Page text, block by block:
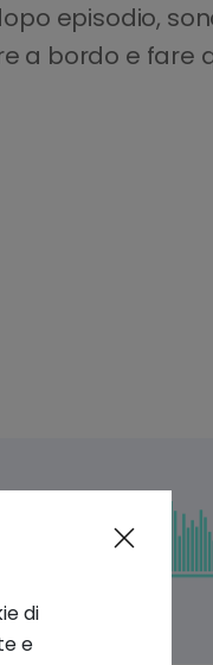
episodio,
a bordo e fare
di
e